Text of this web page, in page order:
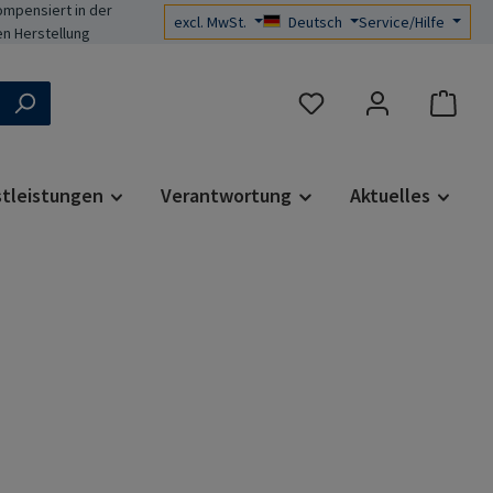
in der
Herstellung
excl. MwSt. Deutsch Service/Hilfe
Du hast 0 Produkte auf
Verantwortung Aktuelles